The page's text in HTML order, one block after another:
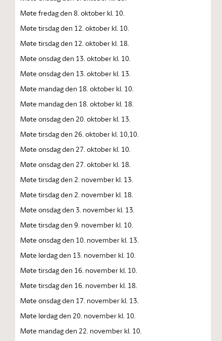
Møte fredag den 8. oktober kl. 10.
Møte tirsdag den 12. oktober kl. 10.
Møte tirsdag den 12. oktober kl. 18.
Møte onsdag den 13. oktober kl. 10.
Møte onsdag den 13. oktober kl. 13.
Møte mandag den 18. oktober kl. 10.
Møte mandag den 18. oktober kl. 18.
Møte onsdag den 20. oktober kl. 13.
Møte tirsdag den 26. oktober kl. 10,10.
Møte onsdag den 27. oktober kl. 10.
Møte onsdag den 27. oktober kl. 18.
Møte tirsdag den 2. november kl. 13.
Møte tirsdag den 2. november kl. 18.
Møte onsdag den 3. november kl. 13.
Møte tirsdag den 9. november kl. 10.
Møte onsdag den 10. november kl. 13.
Møte lørdag den 13. november kl. 10.
Møte tirsdag den 16. november kl. 10.
Møte tirsdag den 16. november kl. 18.
Møte onsdag den 17. november kl. 13.
Møte lørdag den 20. november kl. 10.
Møte mandag den 22. november kl. 10.